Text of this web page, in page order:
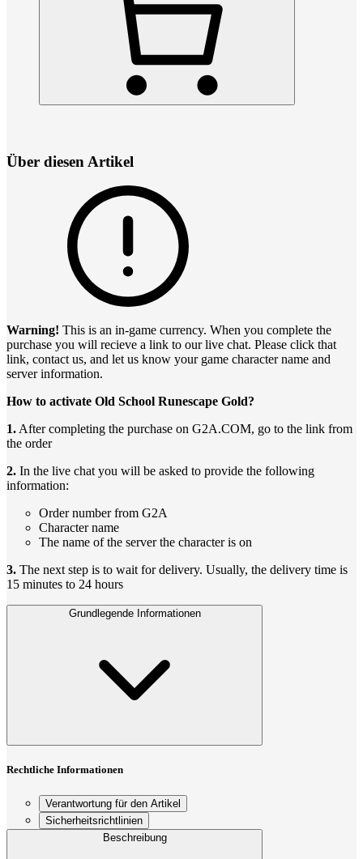
Über diesen Artikel
Warning! This is an in-game currency. When you complete the
purchase you will recieve a link to our live chat. Please click that
link, contact us, and let us know your game character name and
server information.
How to activate Old School Runescape Gold?
1. After completing the purchase on G2A.COM, go to the link from
the order
2. In the live chat you will be asked to provide the following
information:
Order number from G2A
Character name
The name of the server the character is on
3. The next step is to wait for delivery. Usually, the delivery time is
15 minutes to 24 hours
Grundlegende Informationen
Rechtliche Informationen
Verantwortung für den Artikel
Sicherheitsrichtlinien
Beschreibung